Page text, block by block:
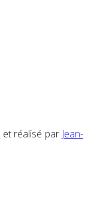
et réalisé par Jean-